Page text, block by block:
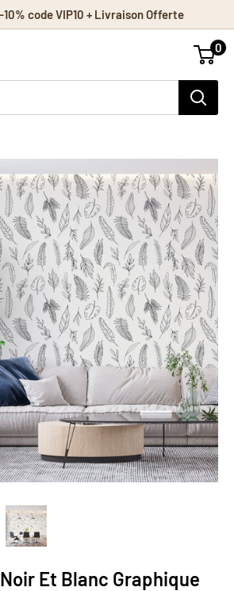
code VIP10 + Livraison Offerte
0
Et Blanc Graphique